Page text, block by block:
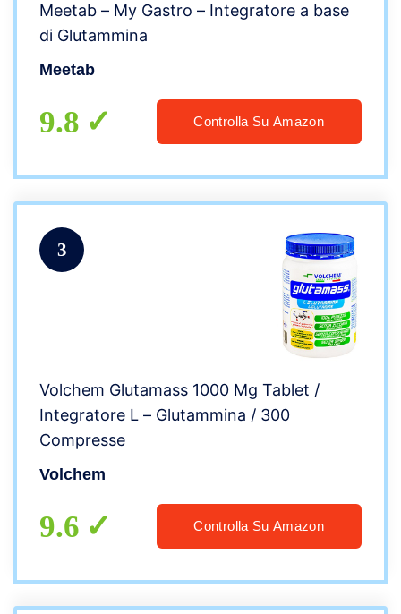
Meetab – My Gastro – Integratore a base
di Glutammina
Meetab
9.8 Controlla Su Amazon
3
Volchem Glutamass 1000 Mg Tablet /
Integratore L – Glutammina / 300
Compresse
Volchem
9.6 Controlla Su Amazon